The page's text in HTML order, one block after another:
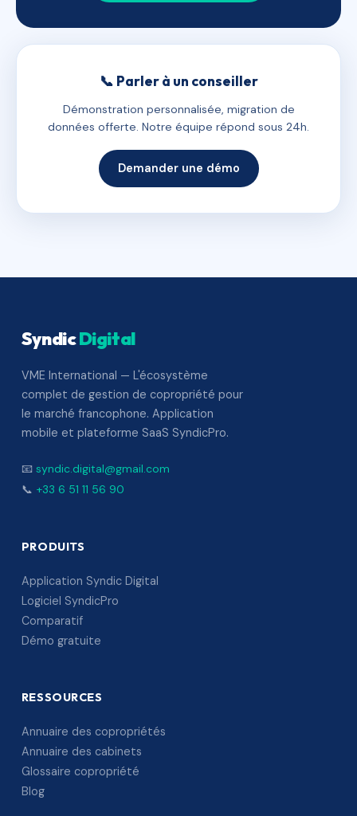
📞 Parler à un conseiller
Démonstration personnalisée, migration de
données offerte. Notre équipe répond sous 24h.
Demander une démo
SyndicDigital
VME International — L'écosystème
complet de gestion de copropriété pour
le marché francophone. Application
mobile et plateforme SaaS SyndicPro.
📧 syndic.digital@gmail.com
📞 +33 6 51 11 56 90
PRODUITS
Application Syndic Digital
Logiciel SyndicPro
Comparatif
Démo gratuite
RESSOURCES
Annuaire des copropriétés
Annuaire des cabinets
Glossaire copropriété
Blog